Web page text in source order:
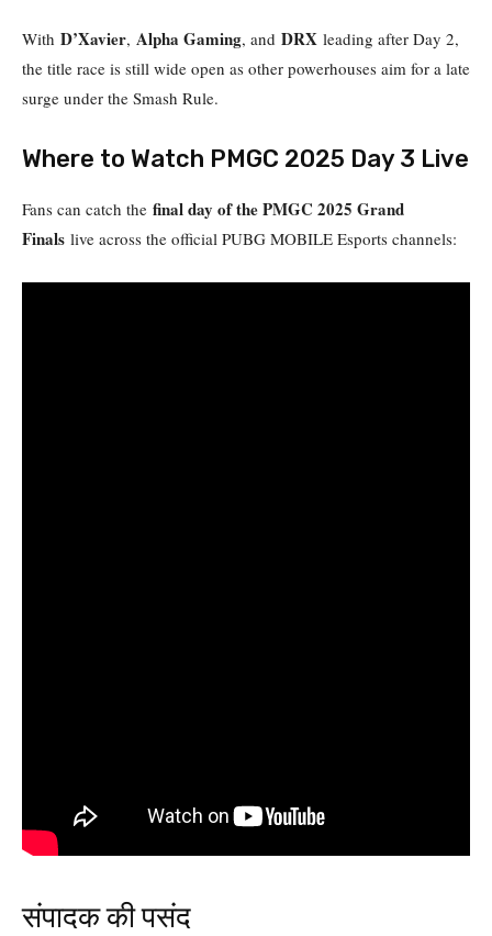
With D’Xavier, Alpha Gaming, and DRX leading after Day 2,
the title race is still wide open as other powerhouses aim for a late
surge under the Smash Rule.
Where to Watch PMGC 2025 Day 3 Live
Fans can catch the final day of the PMGC 2025 Grand
Finals live across the official PUBG MOBILE Esports channels:
संपादक की पसंद